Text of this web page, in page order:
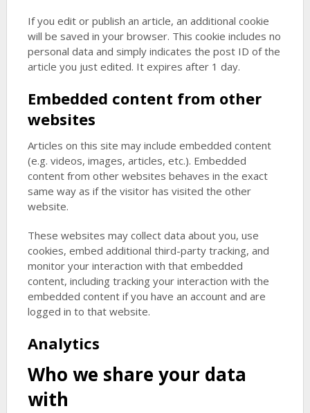
If you edit or publish an article, an additional cookie
will be saved in your browser. This cookie includes no
personal data and simply indicates the post ID of the
article you just edited. It expires after 1 day.
Embedded content from other
websites
Articles on this site may include embedded content
(e.g. videos, images, articles, etc.). Embedded
content from other websites behaves in the exact
same way as if the visitor has visited the other
website.
These websites may collect data about you, use
cookies, embed additional third-party tracking, and
monitor your interaction with that embedded
content, including tracking your interaction with the
embedded content if you have an account and are
logged in to that website.
Analytics
Who we share your data
with